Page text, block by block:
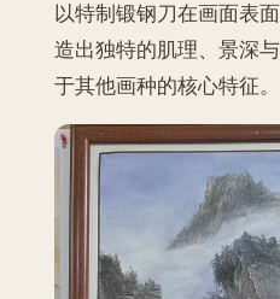
以特制锻钢刀在画面表
造出独特的肌理、景深
于其他画种的核心特征。